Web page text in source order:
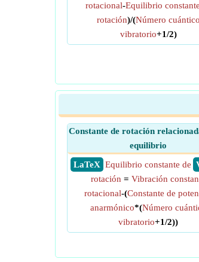
rotacional-Equilibrio
rotación)/(Número cuántico
vibratorio+1/2)
Constante de rotación
equilibrio
​ LaTeX Equilibrio constante de
rotación = Vibración
rotacional-(Constante de
anarmónico*(Número
vibratorio+1/2))